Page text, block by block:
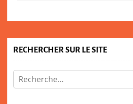
RECHERCHER SUR LE SITE